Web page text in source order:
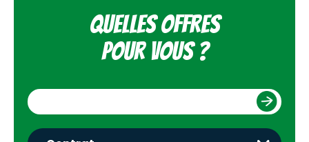
Quelles offres
pour vous ?